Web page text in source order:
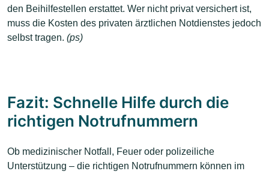
den Beihilfestellen erstattet. Wer nicht privat versichert ist,
muss die Kosten des privaten ärztlichen Notdienstes jedoch
selbst tragen. (ps)
Fazit: Schnelle Hilfe durch die
richtigen Notrufnummern
Ob medizinischer Notfall, Feuer oder polizeiliche
Unterstützung – die richtigen Notrufnummern können im